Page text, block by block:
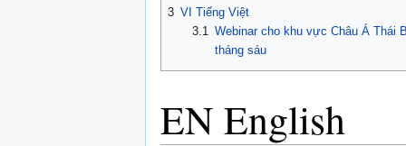
3 VI Tiếng Việt
3.1 Webinar cho khu vực Châu Á Thái
tháng sáu
EN English